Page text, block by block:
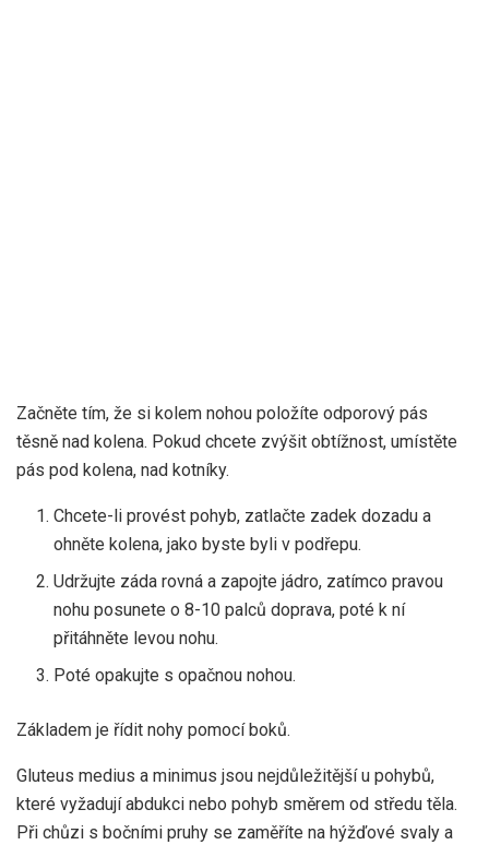
Začněte tím, že si kolem nohou položíte odporový pás
těsně nad kolena. Pokud chcete zvýšit obtížnost, umístěte
pás pod kolena, nad kotníky.
Chcete-li provést pohyb, zatlačte zadek dozadu a
ohněte kolena, jako byste byli v podřepu.
Udržujte záda rovná a zapojte jádro, zatímco pravou
nohu posunete o 8-10 palců doprava, poté k ní
přitáhněte levou nohu.
Poté opakujte s opačnou nohou.
Základem je řídit nohy pomocí boků.
Gluteus medius a minimus jsou nejdůležitější u pohybů,
které vyžadují abdukci nebo pohyb směrem od středu těla.
Při chůzi s bočními pruhy se zaměříte na hýžďové svaly a